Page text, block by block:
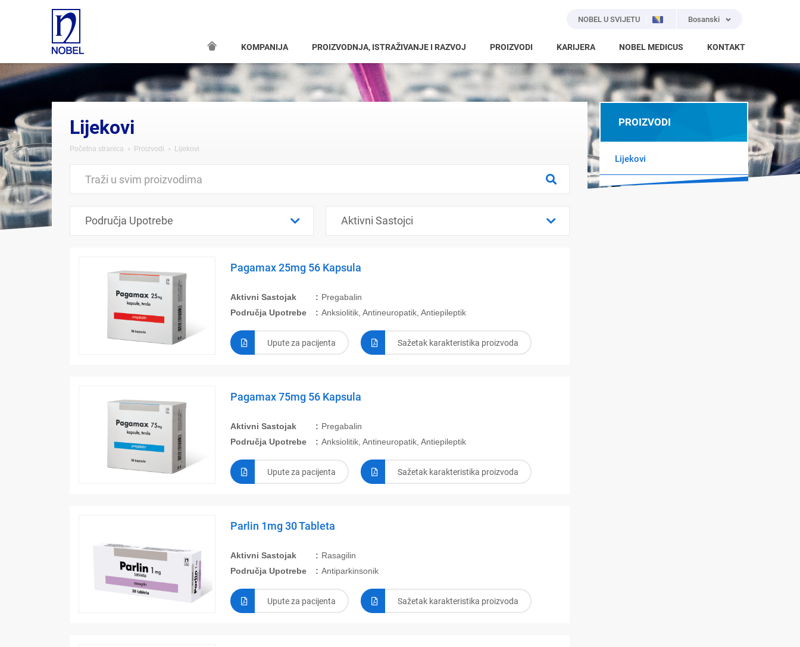
NOBEL U SVIJETU Bosanski
KOMPANIJA PROIZVODNJA, ISTRAŽIVANJE I RAZVOJ PROIZVODI KARIJERA NOBEL MEDICUS KONTAKT
Lijekovi
Početna stranica Proizvodi Lijekovi
Područja Upotrebe Aktivni Sastojci
Pagamax 25mg 56 Kapsula
Aktivni Sastojak
Pregabalin
Područja Upotrebe
Anksiolitik, Antineuropatik, Antiepileptik
Upute za pacijenta Sažetak karakteristika proizvoda
Pagamax 75mg 56 Kapsula
Aktivni Sastojak
Pregabalin
Područja Upotrebe
Anksiolitik, Antineuropatik, Antiepileptik
Upute za pacijenta Sažetak karakteristika proizvoda
Parlin 1mg 30 Tableta
Aktivni Sastojak
Rasagilin
Područja Upotrebe
Antiparkinsonik
Upute za pacijenta Sažetak karakteristika proizvoda
PROIZVODI
Lijekovi